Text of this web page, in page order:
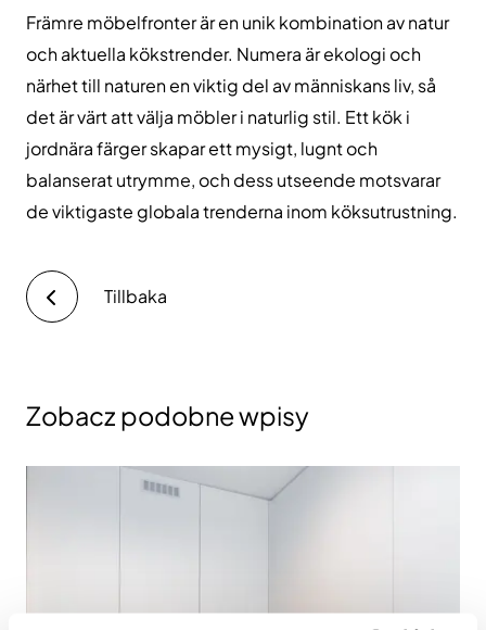
Främre möbelfronter är en unik kombination av natur
och aktuella kökstrender. Numera är ekologi och
närhet till naturen en viktig del av människans liv, så
det är värt att välja möbler i naturlig stil. Ett kök i
jordnära färger skapar ett mysigt, lugnt och
balanserat utrymme, och dess utseende motsvarar
de viktigaste globala trenderna inom köksutrustning.
Tillbaka
Zobacz podobne wpisy